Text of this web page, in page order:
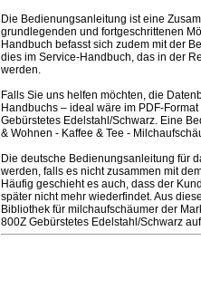
Die Bedienungsanleitung ist eine
grundlegenden und fortgeschrittenen
Handbuch befasst sich zudem mit der
dies im Service-Handbuch, das in der
werden.
Falls Sie uns helfen möchten, die
Handbuchs – ideal wäre im PDF-
Gebürstetes Edelstahl/Schwarz. Eine
& Wohnen - Kaffee & Tee -
Die deutsche Bedienungsanleitung für
werden, falls es nicht zusammen mit
Häufig geschieht es auch, dass der
später nicht mehr wiederfindet. Aus
Bibliothek für milchaufschäumer der
800Z Gebürstetes Edelstahl/Schwarz